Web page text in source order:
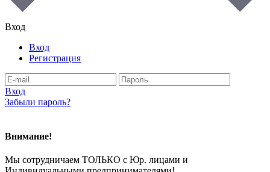
Вход
Вход
Регистрация
Вход
Забыли пароль?
Внимание!
Мы сотрудничаем ТОЛЬКО с Юр. лицами и